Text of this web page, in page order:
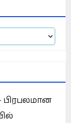
பிரபலமான